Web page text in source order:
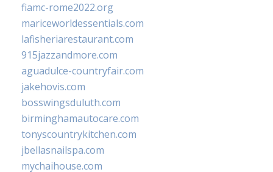
fiamc-rome2022.org
mariceworldessentials.com
lafisheriarestaurant.com
915jazzandmore.com
aguadulce-countryfair.com
jakehovis.com
bosswingsduluth.com
birminghamautocare.com
tonyscountrykitchen.com
jbellasnailspa.com
mychaihouse.com